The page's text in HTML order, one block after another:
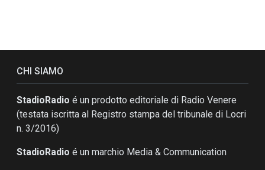
CHI SIAMO
StadioRadio é un prodotto editoriale di Radio Venere
(testata iscritta al Registro stampa del tribunale di Locri
n. 3/2016)
StadioRadio é un marchio Media & Communication